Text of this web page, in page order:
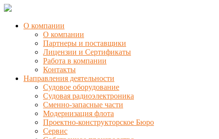
О компании
О компании
Партнеры и поставщики
Лицензии и Сертификаты
Работа в компании
Контакты
Направления деятельности
Судовое оборудование
Судовая радиоэлектроника
Сменно-запасные части
Модернизация флота
Проектно-конструкторское Бюро
Сервис